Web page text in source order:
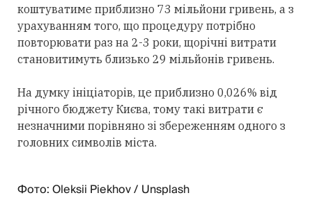
коштуватиме приблизно 73 мільйони гривень, а з
урахуванням того, що процедуру потрібно
повторювати раз на 2-3 роки, щорічні витрати
становитимуть близько 29 мільйонів гривень.
На думку ініціаторів, це приблизно 0,026% від
річного бюджету Києва, тому такі витрати є
незначними порівняно зі збереженням одного з
головних символів міста.
Фото: Oleksii Piekhov / Unsplash